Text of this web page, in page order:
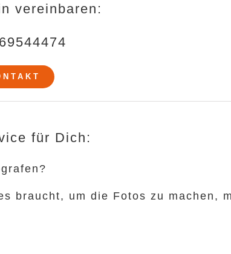
vereinbaren:
für Dich:
braucht, um die Fotos zu machen,